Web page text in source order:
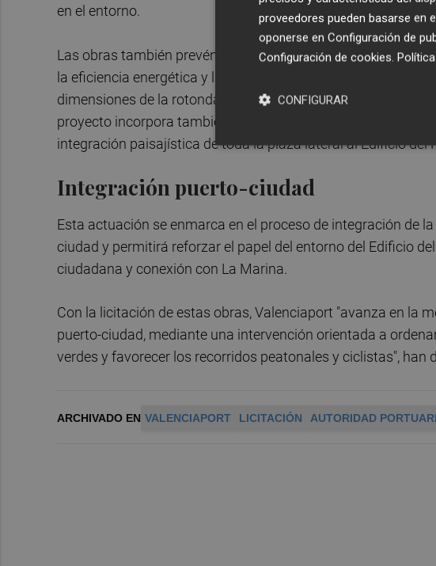
en el entorno.
Las obras también prevén mantener el arbolado existente y
la eficiencia energética y la calidad ambiental del espacio
dimensiones de la rotonda actual para ganar espacio
proyecto incorpora también el espacio de la antigua Casa
integración paisajística de toda la plaza lateral al Edificio del
Integración puerto-ciudad
Esta actuación se enmarca en el proceso de integración de
ciudad y permitirá reforzar el papel del entorno del Edificio
ciudadana y conexión con La Marina.
Con la licitación de estas obras, Valenciaport "avanza en la
puerto-ciudad, mediante una intervención orientada a
verdes y favorecer los recorridos peatonales y ciclistas", han
ARCHIVADO EN VALENCIAPORT LICITACIÓN AUTORIDAD
proveedores pueden basarse en
oponerse en Configuración de
Configuración de cookies.
CONFIGURAR